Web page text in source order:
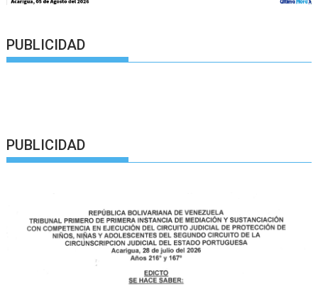
PUBLICIDAD
PUBLICIDAD